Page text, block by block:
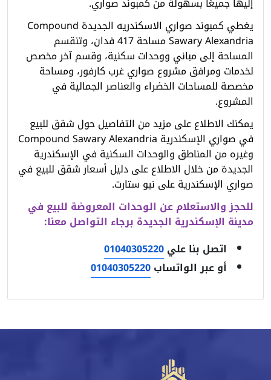
يغطي كمبوند صواري الاسكندريه الجديدة Compound
Sawary Alexandria مساحة 417 فدان، وتنقسم
المساحة إلى مباني ووحدات سكنية، وقسم آخر مخصص
لخدمات ومرافق مشروع صواري غرب كارفور، ومساحة
مخصصة للمساحات الخضراء والعناصر الجمالية في
المشروع.
يمكنك الاطلاع على مزيد من التفاصيل حول شقق للبيع
في صواري الإسكندرية Compound Sawary Alexandria
وغيره من المناطق والوحدات السكنية في الإسكندرية
الجديدة من خلال الاطلاع على دليل أسعار شقق للبيع في
صواري الإسكندرية على نيو ستارت.
للحجز والاستعلام عن الوحدات المعروضة للبيع في
مدينة الإسكندرية الجديدة برجاء التواصل معنا:
اتصل بنا علي01040305220
أو عبر الواتساب01040305220